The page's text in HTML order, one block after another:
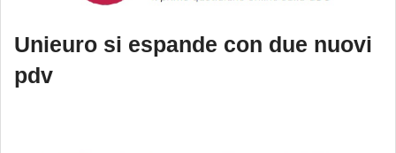
Unieuro si espande con due nuovi
pdv